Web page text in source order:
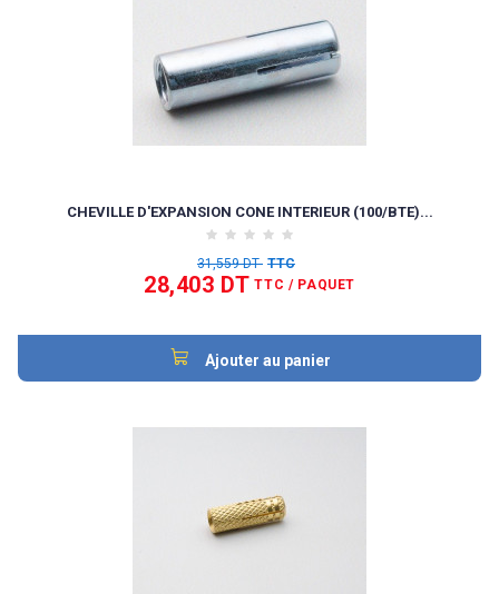
CHEVILLE D'EXPANSION CONE INTERIEUR (100/BTE)...
31,559 DT TTC
28,403 DT TTC / PAQUET
Ajouter au panier